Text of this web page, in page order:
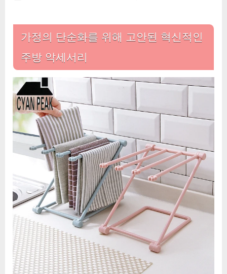
깔
고
해
혁
신
적
인
제
품,
주
액
서
가정의 단순화를 위해 고안된 혁신적인
주방 악세서리